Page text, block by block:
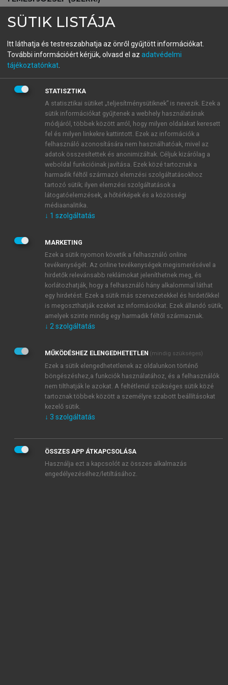
Közgazdasági Nobel-díjasok
menu_book OLVASÁS
Hansen életművének
kvintesszenciája:
bizonytalanság a modellen
kívül és belül
A bizonytalanság gyakran háttérbe szorul a
kockázatkerülő szereplőket és racionális
várakozásokat feltételező gazdasági elemzésekben.
kitettség következményeinek hangsúlyosabbá tétele
érdekében nagymértékű és állapotfüggő
kockázatkerülést alkalmaztak modelljeikben. Hansen
ezzel szemben a bizonytalanságot fogalmilag tágabb
kontextusban vizsgálta. Habár sok neves közgazdász1
eleve a gazdasági események modellezhetőségét (a
bizonytalanság pontos valószínűségek formájában
történő megfogalmazhatóságát) is megkérdőjelezi,
– talán legfontosabb – forrása az ökonometriai
modellek hibás specifikációja.
SÜTIK LISTÁJA
Itt láthatja és testreszabhatja az önről gyűjtött információkat.
További információért kérjük, olvasd el az adatvédelmi
tájékoztatónkat
STATISZTIKA
A statisztikai sütiket „teljesítménysütiknek” is nevezik. Ezek a
sütik információkat gyűjtenek a webhely használatának
módjáról, többek között arról, hogy milyen oldalakat keresett
fel és milyen linkekre kattintott. Ezek az információk a
felhasználó azonosítására nem használhatóak, mivel az
adatok összesítettek és anonimizáltak. Céljuk kizárólag a
weboldal funkcióinak javítása. Ezek közé tartoznak a
harmadik féltől származó elemzési szolgáltatásokhoz
tartozó sütik; ilyen elemzési szolgáltatások a
látogatóelemzések, a hőtérképek és a közösségi
médiaanalitika.
↓ 1 szolgáltatás
MARKETING
Ezek a sütik nyomon követik a felhasználó online
tevékenységét. Az online tevékenységek megismerésével a
hirdetők relevánsabb reklámokat jeleníthetnek meg, és
korlátozhatják, hogy a felhasználó hány alkalommal láthat
egy hirdetést. Ezek a sütik más szervezetekkel és hirdetőkkel
is megoszthatják ezeket az információkat. Ezek állandó sütik,
amelyek szinte mindig egy harmadik féltől származnak.
↓ 2 szolgáltatás
MŰKÖDÉSHEZ ELENGEDHETETLEN (mindig szükséges)
Ezek a sütik elengedhetetlenek az oldalunkon történő
böngészéshez,a funkciók használatához, és a felhasználók
nem tilthatják le azokat. A feltétlenül szükséges sütik közé
tartoznak többek között a személyre szabott beállításokat
kezelő sütik.
↓ 3 szolgáltatás
ÖSSZES APP ÁTKAPCSOLÁSA
Használja ezt a kapcsolót az összes alkalmazás
engedélyezéséhez/letiltásához.